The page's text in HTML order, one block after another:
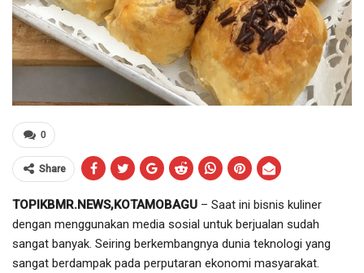
0
Share
TOPIKBMR.NEWS,KOTAMOBAGU – Saat ini bisnis kuliner
dengan menggunakan media sosial untuk berjualan sudah
sangat banyak. Seiring berkembangnya dunia teknologi yang
sangat berdampak pada perputaran ekonomi masyarakat.